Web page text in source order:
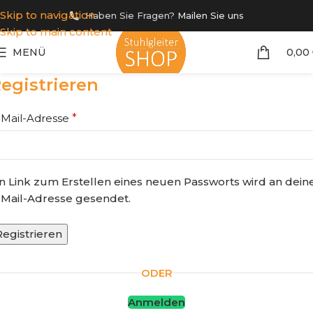
Skip to navigation
Skip to main content
Haben Sie Fragen? Mailen Sie uns
MENÜ 0,00
Adresse *
Link zum Erstellen eines neuen Passworts wird an
Adresse gesendet.
ODER
Anmelden